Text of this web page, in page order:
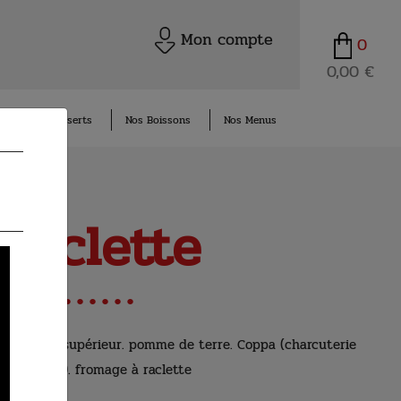
Mon compte
0
0,00 €
Nos Desserts Nos Boissons Nos Menus
Raclette
jambon supérieur. pomme de terre. Coppa (charcuterie
italienne). fromage à raclette